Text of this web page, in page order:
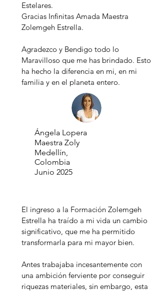
Estelares.
Gracias Infinitas Amada Maestra
Zolemgeh Estrella.
Agradezco y Bendigo todo lo
Maravilloso que me has brindado. Esto
ha hecho la diferencia en mi, en mi
familia y en el planeta entero.
Ángela Lopera
Maestra Zoly
Medellín,
Colombia
Junio 2025
El ingreso a la Formación Zolemgeh
Estrella ha traído a mi vida un cambio
significativo, que me ha permitido
transformarla para mi mayor bien.
Antes trabajaba incesantemente con
una ambición ferviente por conseguir
riquezas materiales, sin embargo, esta